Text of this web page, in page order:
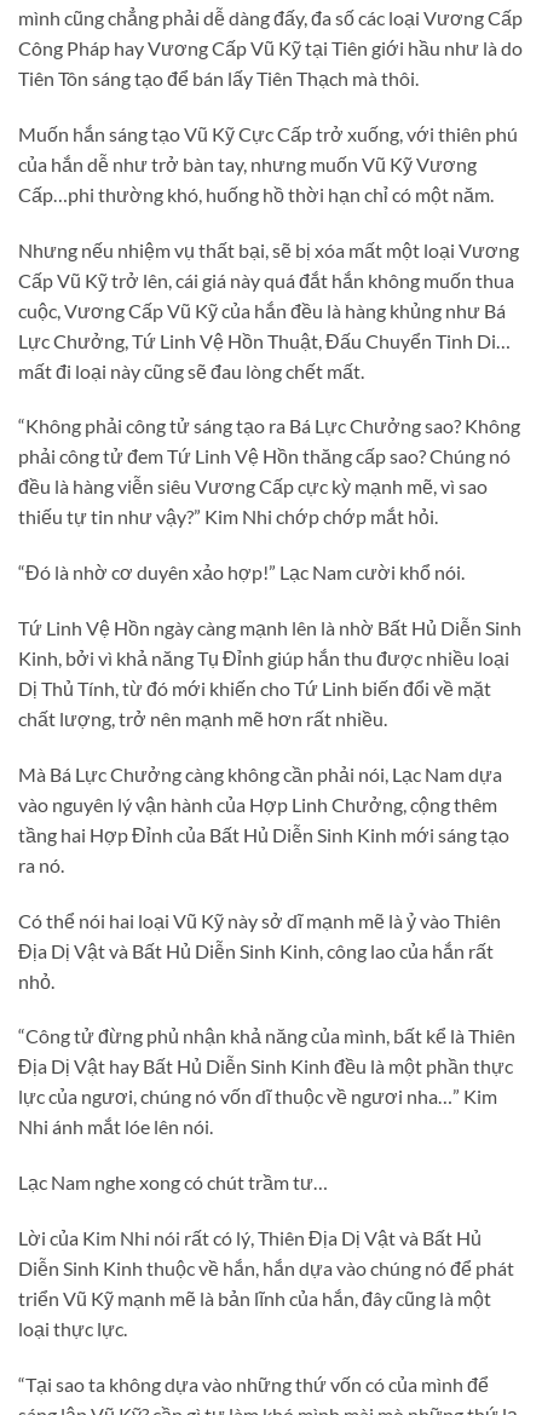
mình cũng chẳng phải dễ dàng đấy, đa số các loại Vương Cấp
Công Pháp hay Vương Cấp Vũ Kỹ tại Tiên giới hầu như là do
Tiên Tôn sáng tạo để bán lấy Tiên Thạch mà thôi.
Muốn hắn sáng tạo Vũ Kỹ Cực Cấp trở xuống, với thiên phú
của hắn dễ như trở bàn tay, nhưng muốn Vũ Kỹ Vương
Cấp…phi thường khó, huống hồ thời hạn chỉ có một năm.
Nhưng nếu nhiệm vụ thất bại, sẽ bị xóa mất một loại Vương
Cấp Vũ Kỹ trở lên, cái giá này quá đắt hắn không muốn thua
cuộc, Vương Cấp Vũ Kỹ của hắn đều là hàng khủng như Bá
Lực Chưởng, Tứ Linh Vệ Hồn Thuật, Đấu Chuyển Tinh Di…
mất đi loại này cũng sẽ đau lòng chết mất.
“Không phải công tử sáng tạo ra Bá Lực Chưởng sao? Không
phải công tử đem Tứ Linh Vệ Hồn thăng cấp sao? Chúng nó
đều là hàng viễn siêu Vương Cấp cực kỳ mạnh mẽ, vì sao
thiếu tự tin như vậy?” Kim Nhi chớp chớp mắt hỏi.
“Đó là nhờ cơ duyên xảo hợp!” Lạc Nam cười khổ nói.
Tứ Linh Vệ Hồn ngày càng mạnh lên là nhờ Bất Hủ Diễn Sinh
Kinh, bởi vì khả năng Tụ Đỉnh giúp hắn thu được nhiều loại
Dị Thủ Tính, từ đó mới khiến cho Tứ Linh biến đổi về mặt
chất lượng, trở nên mạnh mẽ hơn rất nhiều.
Mà Bá Lực Chưởng càng không cần phải nói, Lạc Nam dựa
vào nguyên lý vận hành của Hợp Linh Chưởng, cộng thêm
tầng hai Hợp Đỉnh của Bất Hủ Diễn Sinh Kinh mới sáng tạo
ra nó.
Có thể nói hai loại Vũ Kỹ này sở dĩ mạnh mẽ là ỷ vào Thiên
Địa Dị Vật và Bất Hủ Diễn Sinh Kinh, công lao của hắn rất
nhỏ.
“Công tử đừng phủ nhận khả năng của mình, bất kể là Thiên
Địa Dị Vật hay Bất Hủ Diễn Sinh Kinh đều là một phần thực
lực của ngươi, chúng nó vốn dĩ thuộc về ngươi nha…” Kim
Nhi ánh mắt lóe lên nói.
Lạc Nam nghe xong có chút trầm tư…
Lời của Kim Nhi nói rất có lý, Thiên Địa Dị Vật và Bất Hủ
Diễn Sinh Kinh thuộc về hắn, hắn dựa vào chúng nó để phát
triển Vũ Kỹ mạnh mẽ là bản lĩnh của hắn, đây cũng là một
loại thực lực.
“Tại sao ta không dựa vào những thứ vốn có của mình để